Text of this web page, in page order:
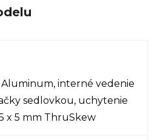
interné vedenie
sedlovkou, uchytenie
x 5 mm ThruSkew